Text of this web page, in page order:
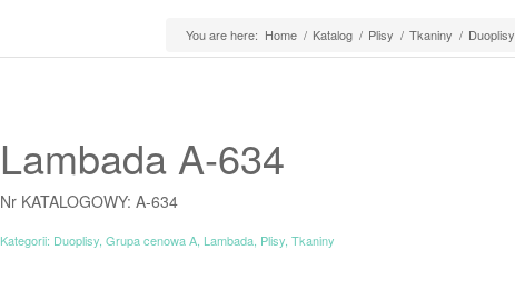
You are here: Home / Katalog / Plisy / Tkaniny / Duoplisy
Lambada A-634
Nr KATALOGOWY: A-634
Kategorii: Duoplisy ,Grupa cenowa A Lambada Plisy ,Tkaniny